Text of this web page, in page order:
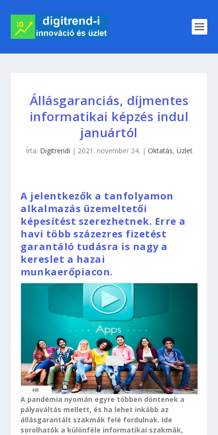
Állásgaranciás, díjmentes
informatikai képzés indul
januártól
Írta: Digitrendi | 2021. november 24. | Oktatás, Üzlet
A jelentkezők a tanfolyamon
alkalmazás üzemeltetői
képesítést szerezhetnek. Erre a
havi több százezres fizetést
garantáló tudásra is nagy a
kereslet a hazai
munkaerőpiacon.
A pandémia nyomán egyre többen döntenek a
pályaváltás mellett, és ha lehet inkább az
állásgarantált szakmák felé fordulnak. Ide
sorolhatók a különféle informatikai szakmák,